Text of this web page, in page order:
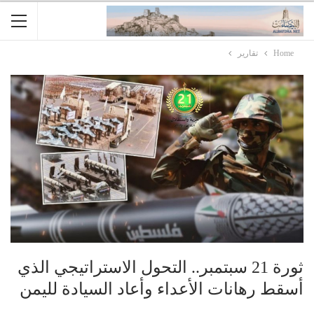
Home تقارير
ثورة 21 سبتمبر.. التحول الاستراتيجي الذي
أسقط رهانات الأعداء وأعاد السيادة لليمن